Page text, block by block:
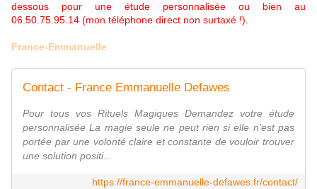
dessous pour une étude personnalisée ou bien au
06.50.75.95.14 (mon téléphone direct non surtaxé !).
France-Emmanuelle
Contact - France Emmanuelle Defawes
Pour tous vos Rituels Magiques Demandez votre étude
personnalisée La magie seule ne peut rien si elle n'est pas
portée par une volonté claire et constante de vouloir trouver
une solution positi...
https://france-emmanuelle-defawes.fr/contact/